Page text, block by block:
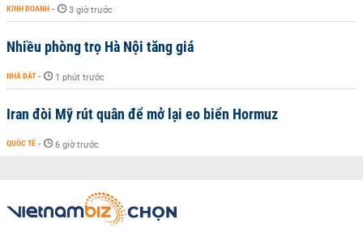
KINH DOANH - 3 giờ trước
Nhiều phòng trọ Hà Nội tăng giá
NHÀ ĐẤT - 1 phút trước
Iran đòi Mỹ rút quân để mở lại eo biển Hormuz
QUỐC TẾ - 6 giờ trước